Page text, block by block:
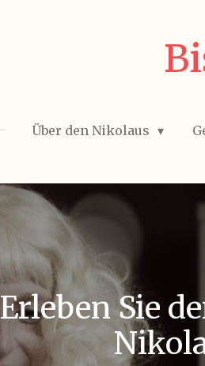
Über den Nikolaus
Erleben Sie